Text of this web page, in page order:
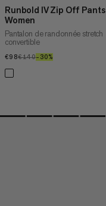
Runbold IV Zip Off Pants
Women
Pantalon de randonnée stretch
convertible
€98€98
€140€140
–30%